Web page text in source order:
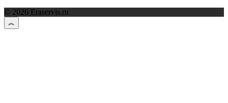
© 2026 Eraservis.ru